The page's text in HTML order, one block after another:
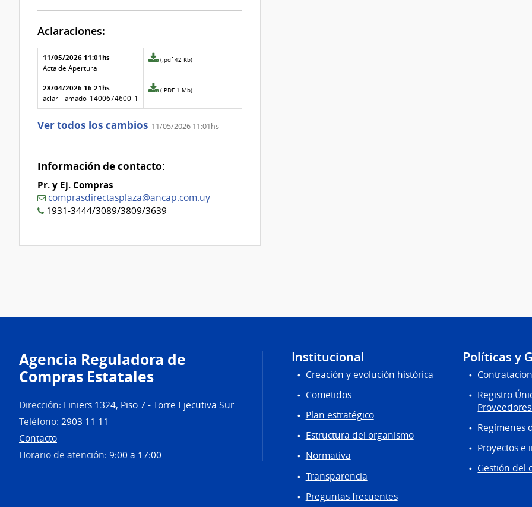
Aclaraciones:
Aclaraciones del llamado
Fecha y
texto de
la
aclaración
Archivo
de la
aclaración
11/05/2026 11:01hs
Acta de Apertura
Archivo
de
la
Nº
(.pdf 42 Kb)
28/04/2026 16:21hs
aclar_llamado_1400674600_1
Archivo
de
aclaración
0
(.PDF 1 Mb)
Ver todos los cambios 11/05/2026 11:01hs
Información de contacto:
Pr. y Ej. Compras
comprasdirectasplaza@ancap.com.uy
1931-3444/3089/3809/3639
Agencia Reguladora de
Compras Estatales
Dirección: Liniers 1324, Piso 7 - Torre Ejecutiva Sur
Teléfono: 2903 11 11
Contacto
Horario de atención: 9:00 a 17:00
Institucional
Creación y evolución histórica
Cometidos
Plan estratégico
Estructura del organismo
Normativa
Transparencia
Preguntas frecuentes
Políticas y
Registro
Regímenes
Proyectos e
Gestión del